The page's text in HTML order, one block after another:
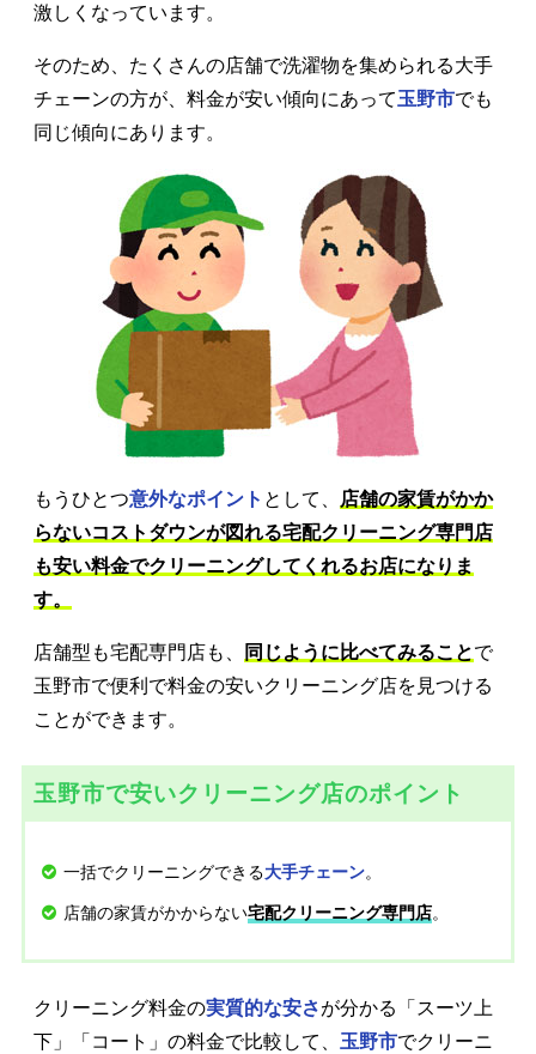
激しくなっています。
そのため、たくさんの店舗で洗濯物を集められる大手
チェーンの方が、料金が安い傾向にあって玉野市でも
同じ傾向にあります。
もうひとつ意外なポイント として、
店舗の家賃がかか
らないコストダウンが図れる宅配クリーニング専門店
も安い料金でクリーニングしてくれるお店になりま
す。
店舗型も宅配専門店も、 同じように比べてみることで
玉野市で便利で料金の安いクリーニング店を見つける
ことができます。
玉野市で安いクリーニング店のポイント
一括でクリーニングできる大手チェーン。
店舗の家賃がかからない宅配クリーニング専門店。
クリーニング料金の実質的な安さが分かる「スーツ上
下」「コート」の料金で比較して、 玉野市でクリーニ